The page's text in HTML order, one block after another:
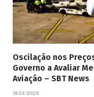
Oscilação nos
Governo a Avaliar
Aviação – SBT News
19.03.2026